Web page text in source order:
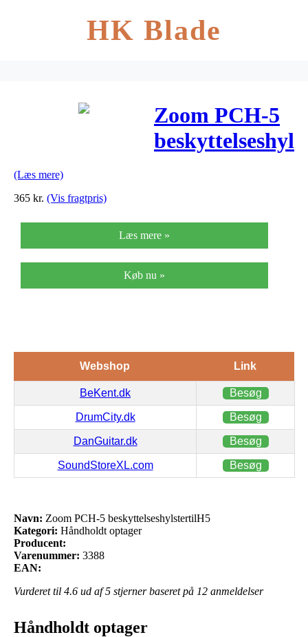
HK Blade
Zoom PCH-5
(Læs mere)
365 kr. (Vis fragtpris)
Læs mere »
Køb nu »
Webshop Link
BeKent.dk Besøg
DrumCity.dk Besøg
DanGuitar.dk Besøg
SoundStoreXL.com Besøg
Navn: Zoom PCH-5 beskyttelseshylstertilH5
Kategori: Håndholdt optager
Producent:
Varenummer: 3388
EAN:
Vurderet til 4.6 ud af 5 stjerner baseret på 12 anmeldelser
Håndholdt optager